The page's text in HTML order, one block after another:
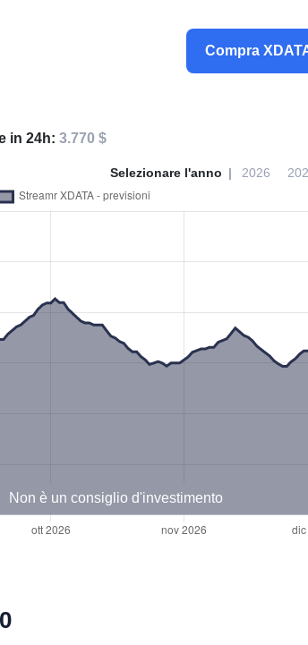
Compra
in 24h: 3.770 $
Selezionare l'anno 2026
Non è un consiglio d'investimento